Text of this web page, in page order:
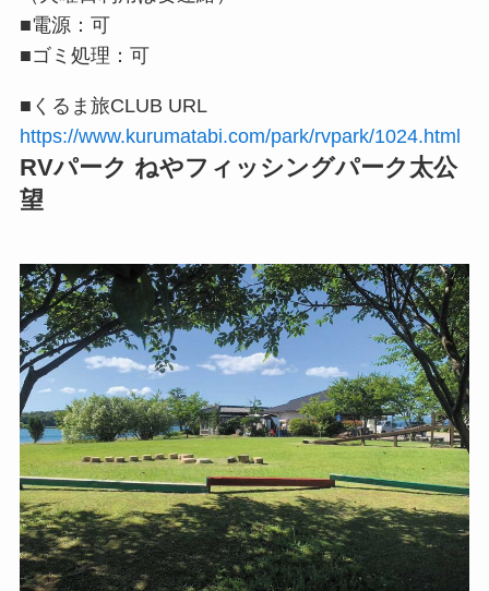
■電源：可
■ゴミ処理：可
■くるま旅CLUB URL
https://www.kurumatabi.com/park/rvpark/1024.html
RVパーク ねやフィッシングパーク太公
望